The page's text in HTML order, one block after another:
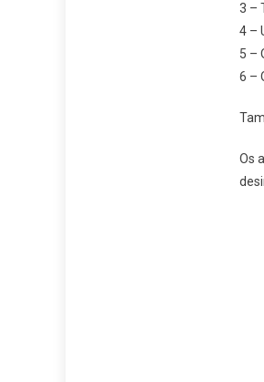
3 –
4 –
5 –
6 –
Os